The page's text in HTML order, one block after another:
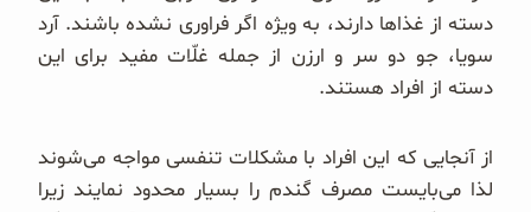
دسته از غذاها دارند، به ویژه اگر فراوری نشده باشند. آرد
سویا، جو دو سر و ارزن از جمله غلّات مفید برای این
دسته از افراد هستند.
از آنجایی که این افراد با مشکلات تنفسی مواجه می‌شوند
لذا می‌بایست مصرف گندم را بسیار محدود نمایند زیرا